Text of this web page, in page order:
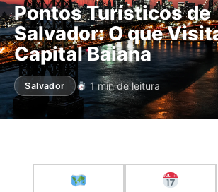
Pontos Turísticos de
Salvador: O que
Capital Baiana
Salvador 1 min de leitura